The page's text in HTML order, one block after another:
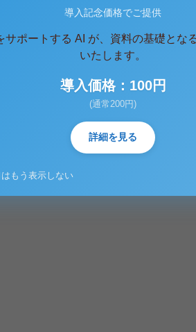
検索
導入記念価格でご提供
サポートする AI が、資料の基礎とな
いたします。
導入価格：100円
(通常200円)
詳細を見る
もう表示しない